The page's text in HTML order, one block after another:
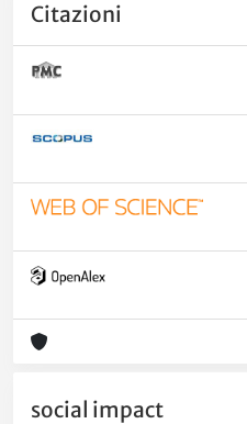
Citazioni
social impact